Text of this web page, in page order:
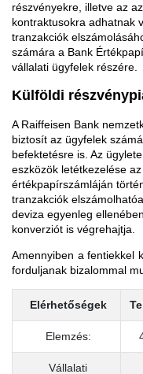
részvényekre, illetve az
kontraktusokra adhatnak
tranzakciók
számára a Bank
vállalati ügyfelek részére.
Külföldi
A Raiffeisen Bank
biztosít az ügyfelek
befektetésre is. Az
eszközök letétkezelése
értékpapírszámláján
tranzakciók
deviza egyenleg
konverziót is végrehajtja.
Amennyiben a fentiekkel
forduljanak bizalommal
Elérhetőségek
Elemzés:
Vállalati